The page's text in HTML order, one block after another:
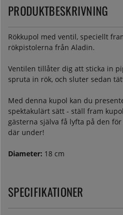
PRODUKTBESKRIVNING
Rökkupol med ventil, speciellt
rökpistolerna från Aladin.
Ventilen tillåter dig att sticka in
spruta in rök, och sluter sedan
Med denna kupol kan du
spektakulärt sätt - ställ fram
gästerna själva få lyfta på den
där under!
Diameter: 18 cm
SPECIFIKATIONER